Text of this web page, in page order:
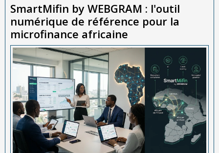
SmartMifin by WEBGRAM : l'outil
numérique de référence pour la
microfinance africaine